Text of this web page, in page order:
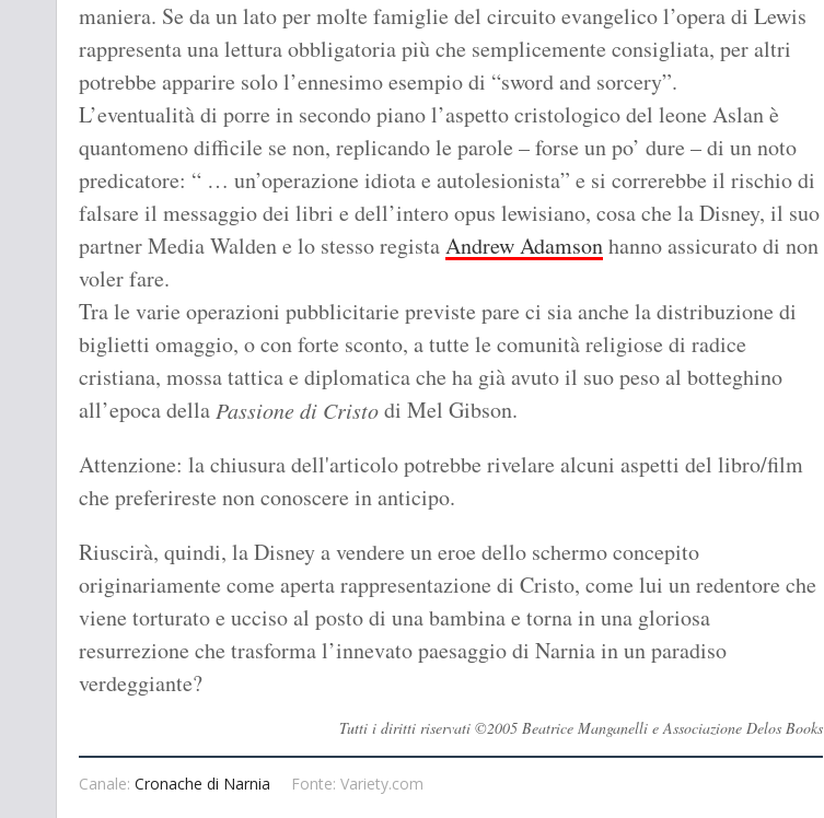
maniera. Se da un lato per molte famiglie del circuito evangelico l’opera di Lewis
rappresenta una lettura obbligatoria più che semplicemente consigliata, per altri
potrebbe apparire solo l’ennesimo esempio di “sword and sorcery”.
L’eventualità di porre in secondo piano l’aspetto cristologico del leone Aslan è
quantomeno difficile se non, replicando le parole – forse un po’ dure – di un noto
predicatore: “ … un’operazione idiota e autolesionista” e si correrebbe il rischio di
falsare il messaggio dei libri e dell’intero opus lewisiano, cosa che la Disney, il suo
partner Media Walden e lo stesso registaAndrew Adamsonhanno assicurato di non
voler fare.
Tra le varie operazioni pubblicitarie previste pare ci sia anche la distribuzione di
biglietti omaggio, o con forte sconto, a tutte le comunità religiose di radice
cristiana, mossa tattica e diplomatica che ha già avuto il suo peso al botteghino
all’epoca dellaPassione di Cristodi Mel Gibson.
Attenzione: la chiusura dell'articolo potrebbe rivelare alcuni aspetti del libro/film
che preferireste non conoscere in anticipo.
Riuscirà, quindi, la Disney a vendere un eroe dello schermo concepito
originariamente come aperta rappresentazione di Cristo, come lui un redentore che
viene torturato e ucciso al posto di una bambina e torna in una gloriosa
resurrezione che trasforma l’innevato paesaggio di Narnia in un paradiso
verdeggiante?
Tutti i diritti riservati ©2005 Beatrice Manganelli e Associazione Delos Books
Canale: Cronache di Narnia Fonte: Variety.com